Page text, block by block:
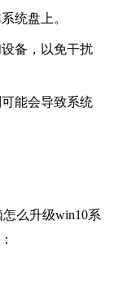
统盘上。
备，以免干扰
能会导致系统
么升级win10系